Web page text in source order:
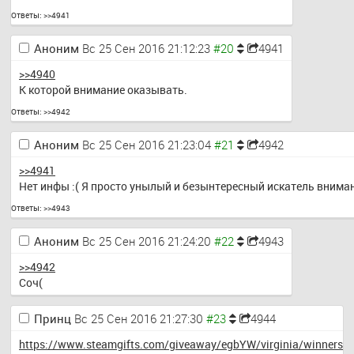
Ответы: >>4941
Аноним Вс 25 Сен 2016 21:12:23 4941
>>4940
К которой внимание оказывать.
Ответы: >>4942
Аноним Вс 25 Сен 2016 21:23:04 4942
>>4941
Нет инфы :( Я просто унылый и безынтересный искатель
Ответы: >>4943
Аноним Вс 25 Сен 2016 21:24:20 4943
>>4942
Соч(
Принц Вс 25 Сен 2016 21:27:30 4944
https://www.steamgifts.com/giveaway/egbYW/virginia/winners